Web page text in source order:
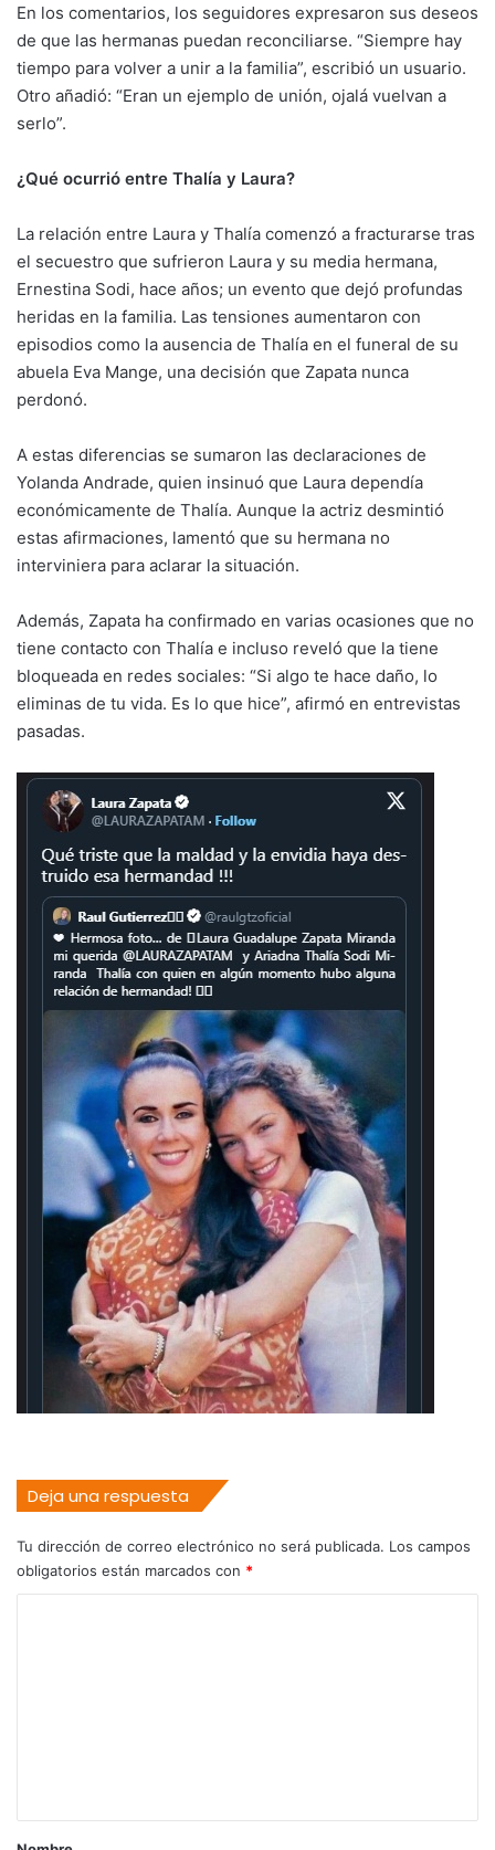
En los comentarios, los seguidores expresaron sus deseos
de que las hermanas puedan reconciliarse. “Siempre hay
tiempo para volver a unir a la familia”, escribió un usuario.
Otro añadió: “Eran un ejemplo de unión, ojalá vuelvan a
serlo”.
¿Qué ocurrió entre Thalía y Laura?
La relación entre Laura y Thalía comenzó a fracturarse tras
el secuestro que sufrieron Laura y su media hermana,
Ernestina Sodi, hace años; un evento que dejó profundas
heridas en la familia. Las tensiones aumentaron con
episodios como la ausencia de Thalía en el funeral de su
abuela Eva Mange, una decisión que Zapata nunca
perdonó.
A estas diferencias se sumaron las declaraciones de
Yolanda Andrade, quien insinuó que Laura dependía
económicamente de Thalía. Aunque la actriz desmintió
estas afirmaciones, lamentó que su hermana no
interviniera para aclarar la situación.
Además, Zapata ha confirmado en varias ocasiones que no
tiene contacto con Thalía e incluso reveló que la tiene
bloqueada en redes sociales: “Si algo te hace daño, lo
eliminas de tu vida. Es lo que hice”, afirmó en entrevistas
pasadas.
Deja una respuesta
Tu dirección de correo electrónico no será publicada. Los campos
obligatorios están marcados con *
r